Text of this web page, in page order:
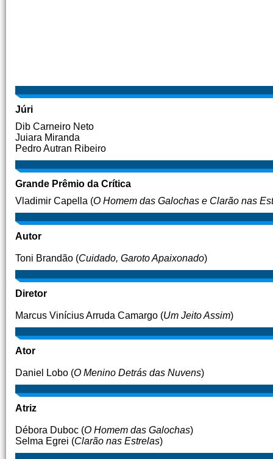
Júri
Dib Carneiro Neto
Juiara Miranda
Pedro Autran Ribeiro
Grande Prêmio da Crítica
Vladimir Capella (O Homem das Galochas e Clarão nas
Autor
Toni Brandão (Cuidado, Garoto Apaixonado)
Diretor
Marcus Vinícius Arruda Camargo (Um Jeito Assim)
Ator
Daniel Lobo (O Menino Detrás das Nuvens)
Atriz
Débora Duboc (O Homem das Galochas)
Selma Egrei (Clarão nas Estrelas)